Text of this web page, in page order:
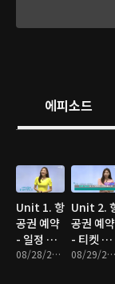
에피소드
Unit 1. 항
공권 예약
- 일정 확
인
08/28/2017 • 9분
Unit 2.
공권 예약
- 티켓 고
르기
08/29/2017 • 10분